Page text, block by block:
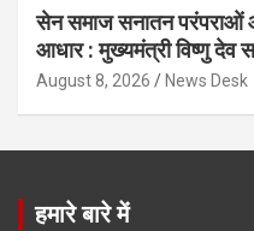
सेन समाज सनातन परंपराओं
आधार : मुख्यमंत्री विष्णु देव
August 8, 2026 News Desk
हमारे बारे में